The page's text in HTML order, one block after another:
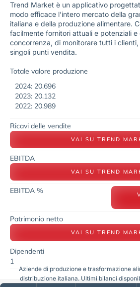
Trend Market è un applicativo
modo efficace l’intero mercato della
italiana e della produzione alimentare.
facilmente fornitori attuali e potenziali e
concorrenza, di monitorare tutti i
singoli punti vendita.
Totale valore produzione
2024: 20.696
2023: 20.132
2022: 20.989
Ricavi delle vendite
VAI SU TREND
EBITDA
VAI SU TREND
EBITDA %
Patrimonio netto
VAI SU TREND
Dipendenti
1
Aziende di produzione e trasformazione
distribuzione italiana. Ultimi bilanci